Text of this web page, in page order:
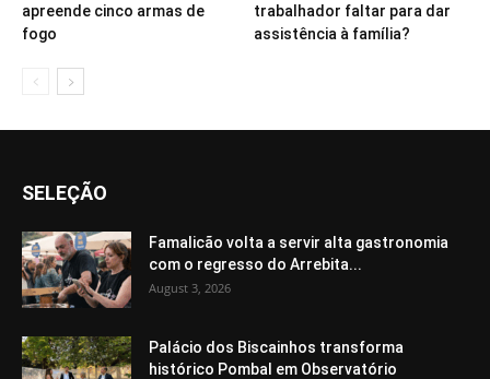
apreende cinco armas de
fogo
trabalhador faltar para dar
assistência à família?
SELEÇÃO
Famalicão volta a servir alta gastronomia
com o regresso do Arrebita...
August 3, 2026
Palácio dos Biscainhos transforma
histórico Pombal em Observatório